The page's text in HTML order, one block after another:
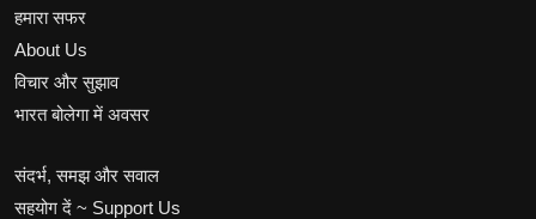
हमारा सफर
About Us
विचार और सुझाव
भारत बोलेगा में अवसर
संदर्भ, समझ और सवाल
सहयोग दें ~ Support Us